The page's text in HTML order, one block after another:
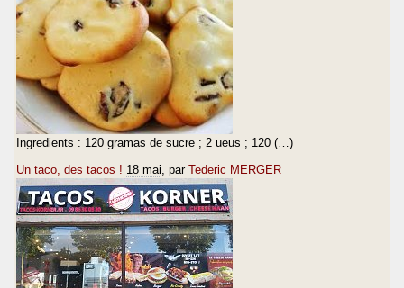
Ingredients : 120 gramas de sucre ; 2 ueus ; 120 (…)
Un taco, des tacos ! 18 mai , par Tederic MERGER